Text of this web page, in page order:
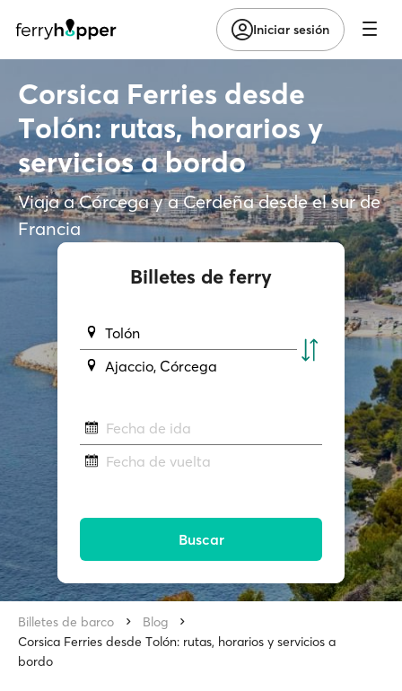
Iniciar sesión
Corsica Ferries desde
Τolón: rutas, horarios y
servicios a bordo
Viaja a Córcega y a Cerdeña desde el sur de
Francia
Billetes de ferry
Tolón
Ajaccio, Córcega
Fecha de ida
Fecha de vuelta
Buscar
Billetes de barco
Blog
Corsica Ferries desde Τolón: rutas, horarios y servicios a
bordo